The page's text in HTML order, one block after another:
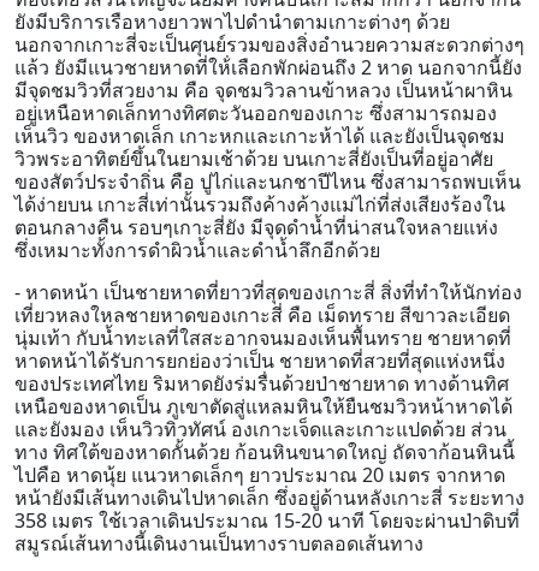
ยังมีบริการเรือหางยาวพาไปดำนำตามเกาะต่างๆ ด้วย
นอกจากเกาะสี่จะเป็นศุนย์รวมของสิ่งอำนวยความสะดวกต่างๆ
แล้ว ยังมีแนวชายหาดที่ให้่เลือกพักผ่อนถึง 2 หาด นอกจากนี้ยัง
มีจุดชมวิวที่สวยงาม คือ จุดชมวิวลานข้าหลวง เป็นหน้าผาหิน
อยู่เหนือหาดเล็กทางทิศตะวันออกของเกาะ ซึ่งสามารถมอง
เห็นวิว ของหาดเล็ก เกาะหกและเกาะห้าได้ และยังเป็นจุดชม
วิวพระอาทิตย์ขึ้นในยามเช้าด้วย บนเกาะสี่ยังเป็นที่อยู่อาศัย
ของสัตว์ประจำถิ่น คือ ปูไก่และนกชาปีไหน ซึ่งสามารถพบเห็น
ได้ง่ายบน เกาะสี่เท่านั้นรวมถึงค้างค้างแม่ไก่ที่ส่งเสียงร้องใน
ตอนกลางคืน รอบๆเกาะสี่ยัง มีจุดดำน้ำที่น่าสนใจหลายแห่ง
ซึ่งเหมาะทั้งการดำผิวน้ำและดำน้ำลึกอีกด้วย
- หาดหน้า เป็นชายหาดที่ยาวที่สุดของเกาะสี่ สิ่งที่ทำให้นักท่อง
เที่ยวหลงใหลชายหาดของเกาะสี่ คือ เม็ดทราย สีขาวละเอียด
นุ่มเท้า กับน้ำทะเลที่ใสสะอากจนมองเห็นพื้นทราย ชายหาดที่
หาดหน้าได้รับการยกย่องว่าเป็น ชายหาดที่สวยที่สุดแห่งหนึ่ง
ของประเทศไทย ริมหาดยังร่มรื่นด้วยป่าชายหาด ทางด้านทิศ
เหนือของหาดเป็น ภูเขาตัดสู่แหลมหินให้ยืนชมวิวหน้าหาดได้
และยังมอง เห็นวิวทิวทัศน์ องเกาะเจ็ดและเกาะแปดด้วย ส่วน
ทาง ทิศใต้ของหาดกั้นด้วย ก้อนหินขนาดใหญ่ ถัดจาก้อนหินนี้
ไปคือ หาดนุ้ย แนวหาดเล็กๆ ยาวประมาณ 20 เมตร จากหาด
หน้ายังมีเส้นทางเดินไปหาดเล็ก ซึ่งอยู่ด้านหลังเกาะสี่ ระยะทาง
358 เมตร ใช้เวลาเดินประมาณ 15-20 นาที โดยจะผ่านป่าดิบที่
สมูรณ์เส้นทางนี้เดินงานเป็นทางราบตลอดเส้นทาง